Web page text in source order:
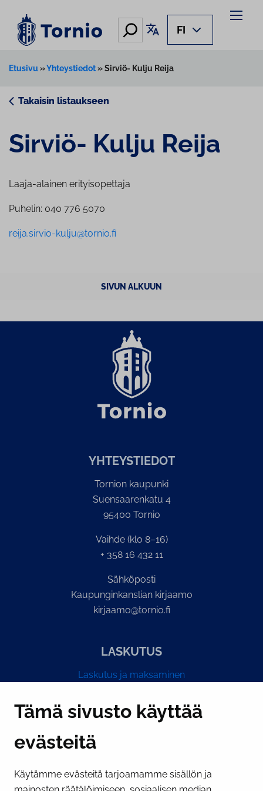
Tämä sivusto käyttää
evästeitä
Käytämme evästeitä tarjoamamme sisällön ja
sisältöön
Hae Käännä sivu
FI
Etusivu »Yhteystiedot»Sirviö- Kulju Reija
Takaisin listaukseen
Sirviö- Kulju Reija
Laaja-alainen erityisopettaja
Puhelin: 040 776 5070
reija.sirvio-kulju@tornio.fi
SIVUN ALKUUN
YH­TEYS­TIE­DOT
Tornion kaupunki
Suensaarenkatu 4
95400 Tornio
Vaihde (klo 8–16)
+ 358 16 432 11
Sähköposti
Kaupunginkanslian kirjaamo
kirjaamo@tornio.fi
LASKUTUS
Laskutus ja maksaminen
PI­KA­LINK­KE­JÄ
Näytä evästeasetukseni